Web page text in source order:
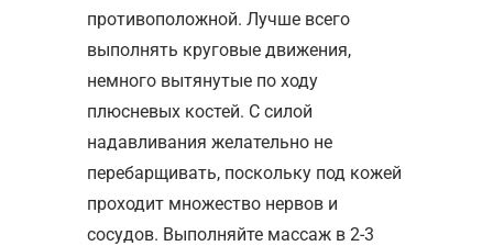
противоположной. Лучше всего
выполнять круговые движения,
немного вытянутые по ходу
плюсневых костей. С силой
надавливания желательно не
перебарщивать, поскольку под кожей
проходит множество нервов и
сосудов. Выполняйте массаж в 2-3